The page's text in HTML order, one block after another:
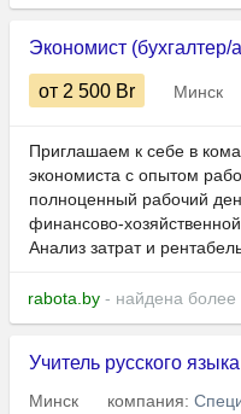
Экономист (бухгалтер/
от 2 500 Br Минск
Приглашаем к себе в
экономиста с опытом
полноценный рабочий
финансово-
Анализ затрат и
rabota.by - найдена более
Учитель русского
Минск компания: